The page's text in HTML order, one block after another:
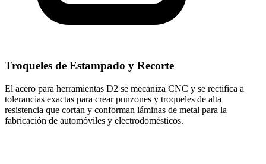
Troqueles de Estampado y Recorte
El acero para herramientas D2 se mecaniza CNC y se rectifica a
tolerancias exactas para crear punzones y troqueles de alta
resistencia que cortan y conforman láminas de metal para la
fabricación de automóviles y electrodomésticos.